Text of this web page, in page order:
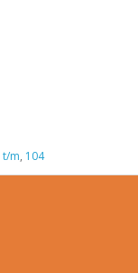
t/m, 104